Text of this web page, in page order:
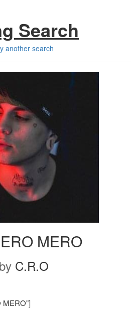
Search
another search
MERO
by C.R.O
MERO"]